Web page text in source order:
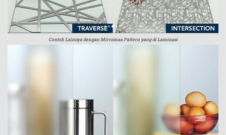
Contoh Lainnya dengan Mirromax Pattern yang di Laminasi